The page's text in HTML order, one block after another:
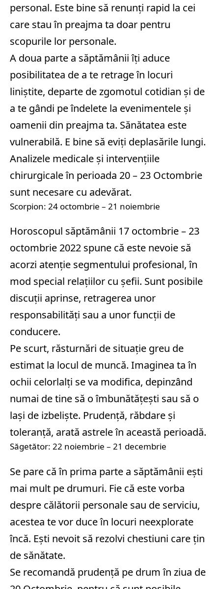
personal. Este bine să renunți rapid la cei
care stau în preajma ta doar pentru
scopurile lor personale.
A doua parte a săptămânii îți aduce
posibilitatea de a te retrage în locuri
liniștite, departe de zgomotul cotidian și de
a te gândi pe îndelete la evenimentele și
oamenii din preajma ta. Sănătatea este
vulnerabilă. E bine să eviți deplasările lungi.
Analizele medicale și intervențiile
chirurgicale în perioada 20 – 23 Octombrie
sunt necesare cu adevărat.
Scorpion: 24 octombrie – 21 noiembrie
Horoscopul săptămânii 17 octombrie – 23
octombrie 2022 spune că este nevoie să
acorzi atenție segmentului profesional, în
mod special relațiilor cu șefii. Sunt posibile
discuții aprinse, retragerea unor
responsabilități sau a unor funcții de
conducere.
Pe scurt, răsturnări de situație greu de
estimat la locul de muncă. Imaginea ta în
ochii celorlalți se va modifica, depinzând
numai de tine să o îmbunătățești sau să o
lași de izbeliște. Prudență, răbdare și
toleranță, arată astrele în această perioadă.
Săgetător: 22 noiembrie – 21 decembrie
Se pare că în prima parte a săptămânii ești
mai mult pe drumuri. Fie că este vorba
despre călătorii personale sau de serviciu,
acestea te vor duce în locuri neexplorate
încă. Ești nevoit să rezolvi chestiuni care țin
de sănătate.
Se recomandă prudență pe drum în ziua de